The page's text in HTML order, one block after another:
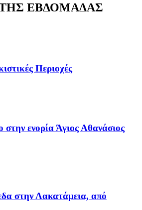
ΕΒΔΟΜΑΔΑΣ
Περιοχές
στην ενορία Άγιος Αθανάσιος
στην Λακατάμεια, από